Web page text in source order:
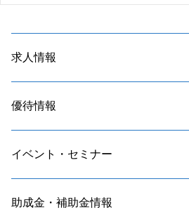
求人情報
優待情報
イベント・セミナー
助成金・補助金情報